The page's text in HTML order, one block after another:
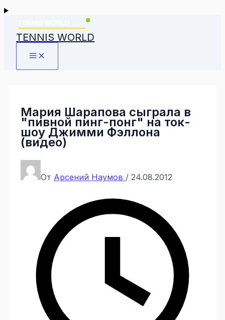
TENNIS WORLD
Мария Шарапова сыграла в
"пивной пинг-понг" на ток-
шоу Джимми Фэллона
(видео)
От Арсений Наумов / 24.08.2012